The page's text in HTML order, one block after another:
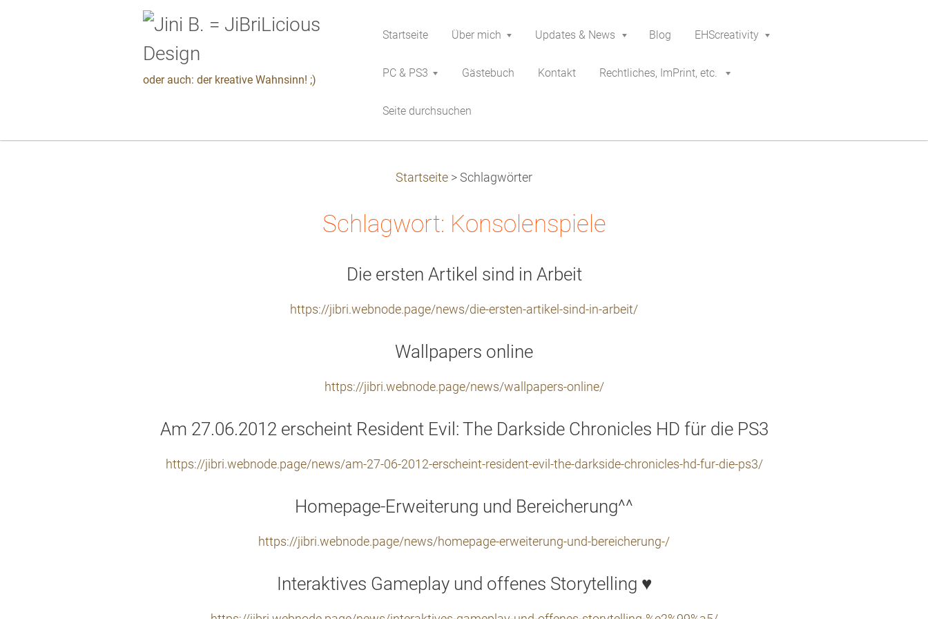
oder auch: der kreative Wahnsinn! ;)
Startseite Über mich Updates & News Blog EHScreativity
PC & PS3 Gästebuch Kontakt Rechtliches, ImPrint, etc.
Seite durchsuchen
Startseite > Schlagwörter
Schlagwort: Konsolenspiele
Die ersten Artikel sind in Arbeit
https://jibri.webnode.page/news/die-ersten-artikel-sind-in-arbeit/
Wallpapers online
https://jibri.webnode.page/news/wallpapers-online/
Am 27.06.2012 erscheint Resident Evil: The Darkside Chronicles HD für die PS3
https://jibri.webnode.page/news/am-27-06-2012-erscheint-resident-evil-the-darkside-chronicles-hd-fur-die-ps3/
Homepage-Erweiterung und Bereicherung^^
https://jibri.webnode.page/news/homepage-erweiterung-und-bereicherung-/
Interaktives Gameplay und offenes Storytelling ♥